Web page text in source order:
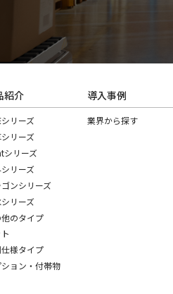
紹介
リーズ
リーズ
シリーズ
リーズ
ゴンシリーズ
リーズ
のタイプ
様タイプ
ョン・付帯物
導入事例
業界から探す